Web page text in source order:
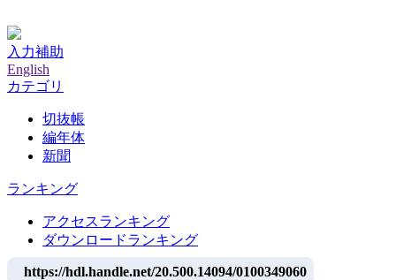
入力補助
English
カテゴリ
切抜帳
編年体
新聞
ランキング
アクセスランキング
ダウンロードランキング
https://hdl.handle.net/20.500.14094/0100349060